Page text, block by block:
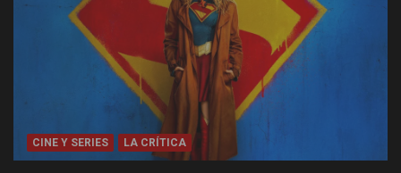
CINE Y SERIES LA CRÍTICA